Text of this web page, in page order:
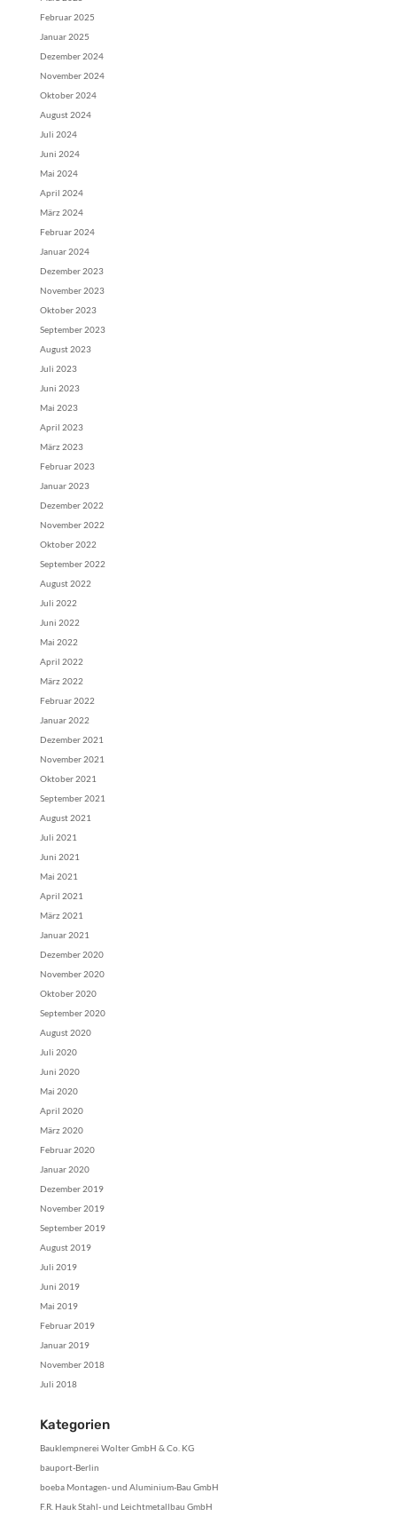
Februar 2025
Januar 2025
Dezember 2024
November 2024
Oktober 2024
August 2024
Juli 2024
Juni 2024
Mai 2024
April 2024
März 2024
Februar 2024
Januar 2024
Dezember 2023
November 2023
Oktober 2023
September 2023
August 2023
Juli 2023
Juni 2023
Mai 2023
April 2023
März 2023
Februar 2023
Januar 2023
Dezember 2022
November 2022
Oktober 2022
September 2022
August 2022
Juli 2022
Juni 2022
Mai 2022
April 2022
März 2022
Februar 2022
Januar 2022
Dezember 2021
November 2021
Oktober 2021
September 2021
August 2021
Juli 2021
Juni 2021
Mai 2021
April 2021
März 2021
Januar 2021
Dezember 2020
November 2020
Oktober 2020
September 2020
August 2020
Juli 2020
Juni 2020
Mai 2020
April 2020
März 2020
Februar 2020
Januar 2020
Dezember 2019
November 2019
September 2019
August 2019
Juli 2019
Juni 2019
Mai 2019
Februar 2019
Januar 2019
November 2018
Juli 2018
Kategorien
Bauklempnerei Wolter GmbH & Co. KG
bauport-Berlin
boeba Montagen- und Aluminium-Bau GmbH
F.R. Hauk Stahl- und Leichtmetallbau GmbH